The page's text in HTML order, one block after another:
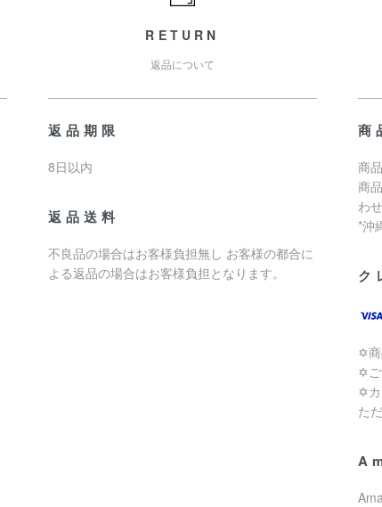
RETURN
返品について
返品期限
8日以内
返品送料
不良品の場合はお客様負担無し お客様の都合に
よる返品の場合はお客様負担となります。
商
商
商
わ
*沖
ク
✡商
✡ご
✡カ
た